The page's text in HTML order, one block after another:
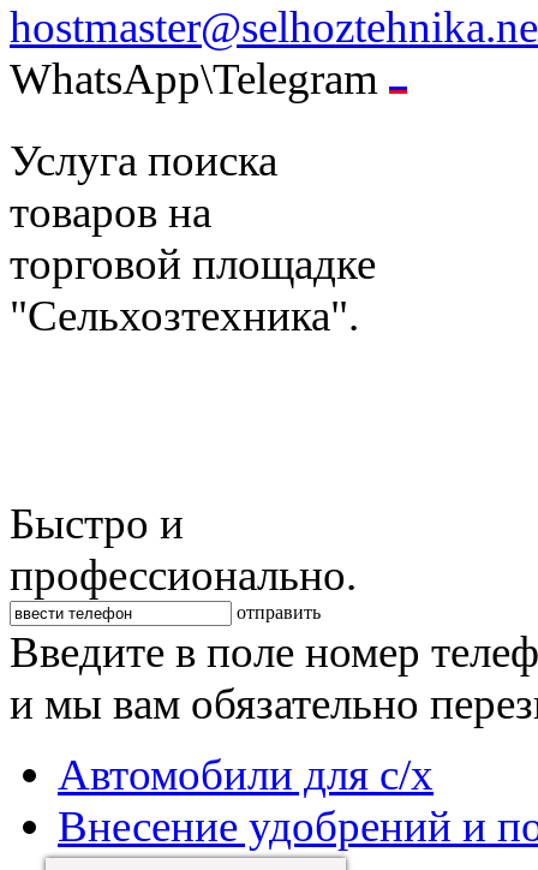
WhatsApp\Telegram
Услуга поиска
товаров на
торговой площадке
"Сельхозтехника".
Быстро и
профессионально.
отправить
Введите в поле номер
и мы вам обязательно
Автомобили для с/х
Внесение удобрений и